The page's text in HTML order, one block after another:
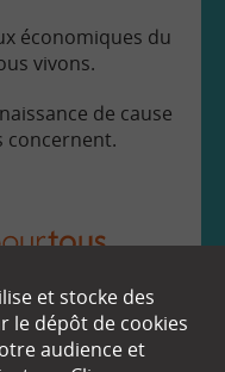
économiques du
vivons.
de cause
concernent.
et stocke des
le dépôt de cookies
audience et